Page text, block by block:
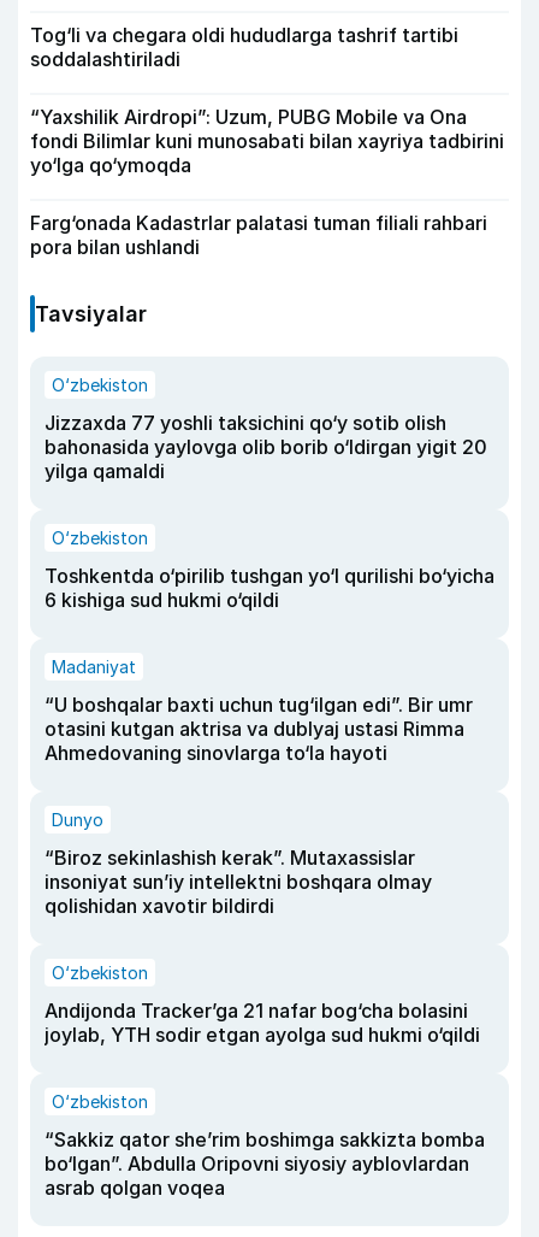
Tog‘li va chegara oldi hududlarga tashrif tartibi
soddalashtiriladi
“Yaxshilik Airdropi”: Uzum, PUBG Mobile va Ona
fondi Bilimlar kuni munosabati bilan xayriya tadbirini
yo‘lga qo‘ymoqda
Farg‘onada Kadastrlar palatasi tuman filiali rahbari
pora bilan ushlandi
Tavsiyalar
O‘zbekiston
Jizzaxda 77 yoshli taksichini qo‘y sotib olish
bahonasida yaylovga olib borib o‘ldirgan yigit 20
yilga qamaldi
O‘zbekiston
Toshkentda o‘pirilib tushgan yo‘l qurilishi bo‘yicha
6 kishiga sud hukmi o‘qildi
Madaniyat
“U boshqalar baxti uchun tug‘ilgan edi”. Bir umr
otasini kutgan aktrisa va dublyaj ustasi Rimma
Ahmedovaning sinovlarga to‘la hayoti
Dunyo
“Biroz sekinlashish kerak”. Mutaxassislar
insoniyat sun’iy intellektni boshqara olmay
qolishidan xavotir bildirdi
O‘zbekiston
Andijonda Tracker’ga 21 nafar bog‘cha bolasini
joylab, YTH sodir etgan ayolga sud hukmi o‘qildi
O‘zbekiston
“Sakkiz qator she’rim boshimga sakkizta bomba
bo‘lgan”. Abdulla Oripovni siyosiy ayblovlardan
asrab qolgan voqea